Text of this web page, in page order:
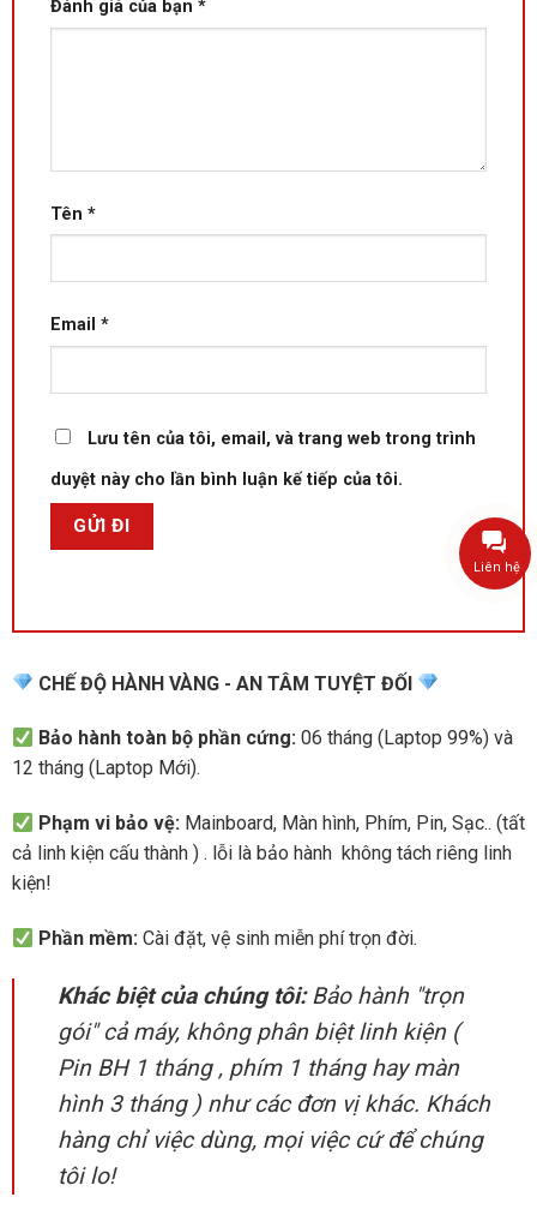
Đánh giá của bạn *
Tên *
Email *
Lưu tên của tôi, email, và trang web trong trình
duyệt này cho lần bình luận kế tiếp của tôi.
CHẾ ĐỘ HÀNH VÀNG - AN TÂM TUYỆT ĐỐI
Bảo hành toàn bộ phần cứng: 06 tháng (Laptop 99%) và
12 tháng (Laptop Mới).
Phạm vi bảo vệ: Mainboard, Màn hình, Phím, Pin, Sạc.. (tất
cả linh kiện cấu thành ) . lỗi là bảo hành không tách riêng linh
kiện!
Phần mềm: Cài đặt, vệ sinh miễn phí trọn đời.
Khác biệt của chúng tôi:Bảo hành "trọn
gói" cả máy, không phân biệt linh kiện (
Pin BH 1 tháng , phím 1 tháng hay màn
hình 3 tháng ) như các đơn vị khác. Khách
hàng chỉ việc dùng, mọi việc cứ để chúng
tôi lo!
Liên hệ